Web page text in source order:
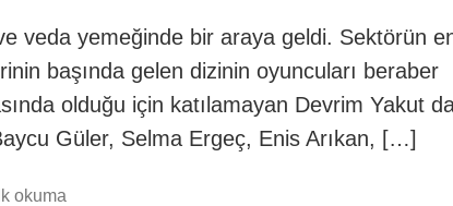
veda yemeğinde bir araya geldi. Sektörün
başında gelen dizinin oyuncuları beraber
olduğu için katılamayan Devrim Yakut
Güler, Selma Ergeç, Enis Arıkan, […]
okuma